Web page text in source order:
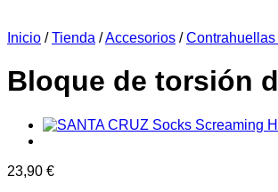
Inicio / Tienda /Accesorios /
Bloque de torsión
23,90 €